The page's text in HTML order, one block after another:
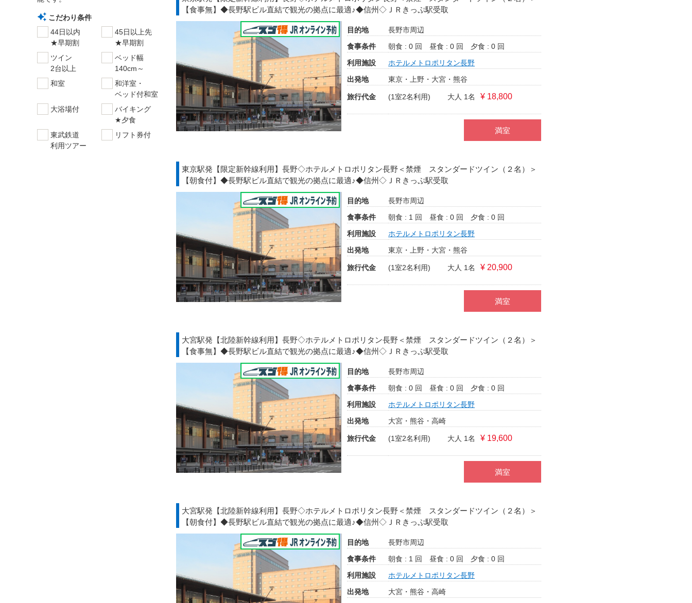
こだわり条件
44日以内
★早期割
45日以上先
★早期割
ツイン
2台以上
ベッド幅
140cm～
和室
和洋室・
ベッド付和室
大浴場付
バイキング
★夕食
東武鉄道
利用ツアー
リフト券付
【食事無】◆長野駅ビル直結で観光の拠点に最適♪◆信州◇ＪＲきっぷ駅受取
目的地
長野市周辺
食事条件
朝食 : 0 回 昼食 : 0 回
夕食 : 0 回
利用施設
ホテルメトロポリタン長野
出発地
東京・上野・大宮・熊谷
旅行代金 (1室2名利用) 大人 1名 ¥ 18,800
満室
東京駅発【限定新幹線利用】長野◇ホテルメトロポリタン長野＜禁煙 スタンダードツイン（２名）＞
【朝食付】◆長野駅ビル直結で観光の拠点に最適♪◆信州◇ＪＲきっぷ駅受取
目的地
長野市周辺
食事条件
朝食 : 1 回 昼食 : 0 回
夕食 : 0 回
利用施設
ホテルメトロポリタン長野
出発地
東京・上野・大宮・熊谷
旅行代金 (1室2名利用) 大人 1名 ¥ 20,900
満室
大宮駅発【北陸新幹線利用】長野◇ホテルメトロポリタン長野＜禁煙 スタンダードツイン（２名）＞
【食事無】◆長野駅ビル直結で観光の拠点に最適♪◆信州◇ＪＲきっぷ駅受取
目的地
長野市周辺
食事条件
朝食 : 0 回 昼食 : 0 回
夕食 : 0 回
利用施設
ホテルメトロポリタン長野
出発地
大宮・熊谷・高崎
旅行代金 (1室2名利用) 大人 1名 ¥ 19,600
満室
大宮駅発【北陸新幹線利用】長野◇ホテルメトロポリタン長野＜禁煙 スタンダードツイン（２名）＞
【朝食付】◆長野駅ビル直結で観光の拠点に最適♪◆信州◇ＪＲきっぷ駅受取
目的地
長野市周辺
食事条件
朝食 : 1 回 昼食 : 0 回
夕食 : 0 回
利用施設
ホテルメトロポリタン長野
出発地
大宮・熊谷・高崎